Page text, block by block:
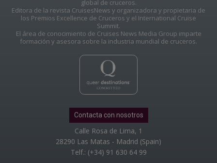
global de cruceros.
Editora de la revista CruisesNews y organizadora y propietaria de
los Premios Excellence de Cruceros y el International Cruise
Summit.
El área de conocimiento de Cruises News Media Group imparte
formación y asesora sobre la industria mundial de cruceros.
Contacta con nosotros
Calle Rosa de Lima, 1
28290 Las Matas - Madrid (Spain)
Telf.: (+34) 91 630 64 99